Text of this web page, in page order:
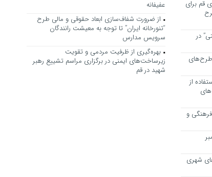
قم برای
در
طرح‌های
از
فرهنگی و
شهری
عفیفانه
از ضرورت شفاف‌سازی ابعاد حقوقی و مالی طرح
“تنورخانه ایران” تا توجه به معیشت رانندگان
سرویس مدارس
بهره‌گیری از ظرفیت مردمی و تقویت
زیرساخت‌های ایمنی در برگزاری مراسم تشییع رهبر
شهید در قم